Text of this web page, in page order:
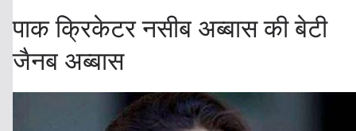
पाक क्रिकेटर नसीब अब्बास की बेटी
जैनब अब्बास